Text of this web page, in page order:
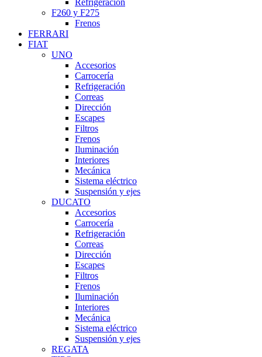
Refrigeración
F260 y F275
Frenos
FERRARI
FIAT
UNO
Accesorios
Carrocería
Refrigeración
Correas
Dirección
Escapes
Filtros
Frenos
Iluminación
Interiores
Mecánica
Sistema eléctrico
Suspensión y ejes
DUCATO
Accesorios
Carrocería
Refrigeración
Correas
Dirección
Escapes
Filtros
Frenos
Iluminación
Interiores
Mecánica
Sistema eléctrico
Suspensión y ejes
REGATA